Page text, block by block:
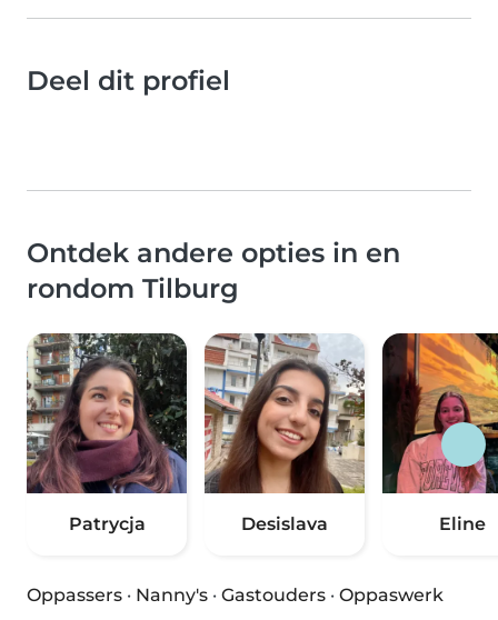
Deel dit profiel
Ontdek andere opties in en
rondom Tilburg
Patrycja Desislava Eline
Oppassers · Nanny's · Gastouders · Oppaswerk